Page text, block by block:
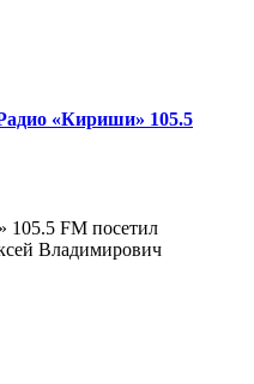
«Кириши» 105.5
105.5 FM посетил
Владимирович